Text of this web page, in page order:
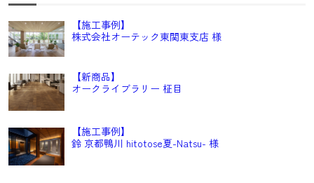
【施工事例】
株式会社オーテック東関東支店 様
【新商品】
オークライブラリー 柾目
【施工事例】
鈴 京都鴨川 hitotose夏-Natsu- 様